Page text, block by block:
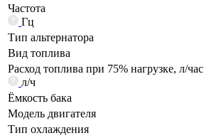
Частота
Гц
Тип альтернатора
Вид топлива
Расход топлива при 75% нагрузке, л/час
л/ч
Ёмкость бака
Модель двигателя
Тип охлаждения